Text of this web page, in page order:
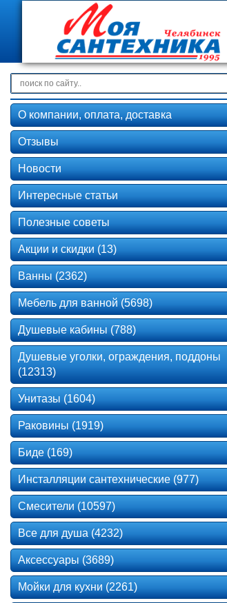
О компании, оплата, доставка
Отзывы
Новости
Интересные статьи
Полезные советы
Акции и скидки (13)
Ванны (2362)
Мебель для ванной (5698)
Душевые кабины (788)
Душевые уголки, ограждения, поддоны
(12313)
Унитазы (1604)
Раковины (1919)
Биде (169)
Инсталляции сантехнические (977)
Смесители (10597)
Все для душа (4232)
Аксессуары (3689)
Мойки для кухни (2261)